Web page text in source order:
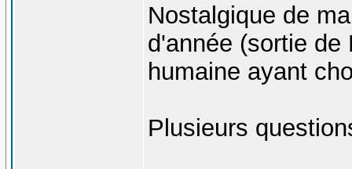
Nostalgique de
d'année (sortie de
humaine ayant
Plusieurs